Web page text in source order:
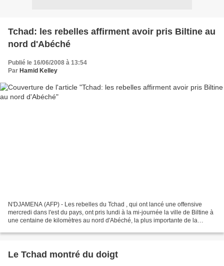
Tchad: les rebelles affirment avoir pris Biltine au
nord d'Abéché
Publié le 16/06/2008 à 13:54
Par Hamid Kelley
N'DJAMENA (AFP) - Les rebelles du Tchad , qui ont lancé une offensive
mercredi dans l'est du pays, ont pris lundi à la mi-journée la ville de Biltine à
une centaine de kilomètres au nord d'Abéché, la plus importante de la
Le Tchad montré du doigt